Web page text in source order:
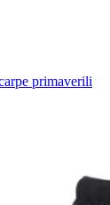
primaverili